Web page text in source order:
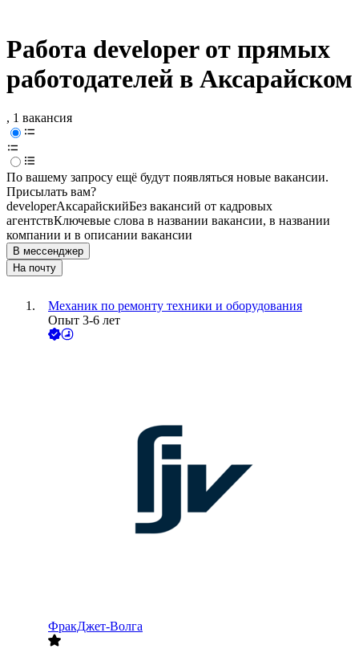
Работа developer от прямых
работодателей в Аксарайском
, 1 вакансия
По вашему запросу ещё будут появляться новые вакансии.
Присылать вам?
developerАксарайскийБез вакансий от кадровых
агентствКлючевые слова в названии вакансии, в названии
компании и в описании вакансии
В мессенджер
На почту
Механик по ремонту техники и оборудования
Опыт 3-6 лет
ФракДжет-Волга